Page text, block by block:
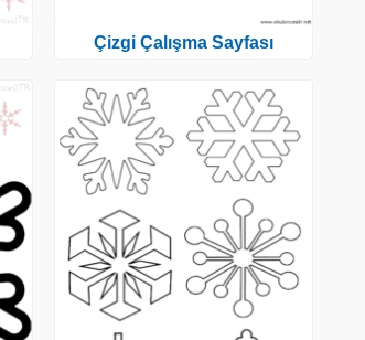
Çizgi Çalışma Sayfası